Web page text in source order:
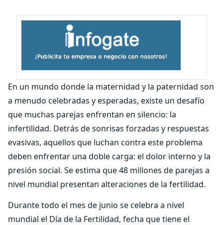
En un mundo donde la maternidad y la paternidad son
a menudo celebradas y esperadas, existe un desafío
que muchas parejas enfrentan en silencio: la
infertilidad. Detrás de sonrisas forzadas y respuestas
evasivas, aquellos que luchan contra este problema
deben enfrentar una doble carga: el dolor interno y la
presión social. Se estima que 48 millones de parejas a
nivel mundial presentan alteraciones de la fertilidad.
Durante todo el mes de junio se celebra a nivel
mundial el Día de la Fertilidad, fecha que tiene el